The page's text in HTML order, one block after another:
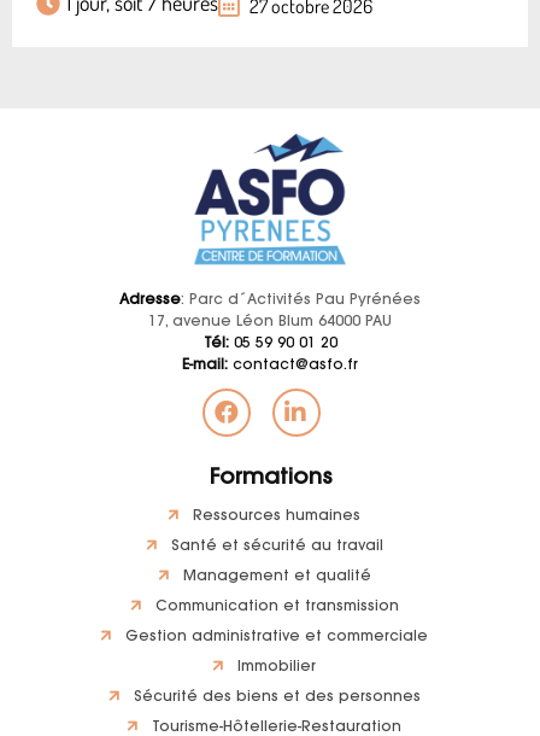
27 octobre 2026
Adresse: Parc d´Activités Pau Pyrénées
17, avenue Léon Blum 64000 PAU
Tél:05 59 90 01 20
E-mail: contact@asfo.fr
Formations
Ressources humaines
Santé et sécurité au travail
Management et qualité
Communication et transmission
Gestion administrative et commerciale
Immobilier
Sécurité des biens et des personnes
Tourisme-Hôtellerie-Restauration